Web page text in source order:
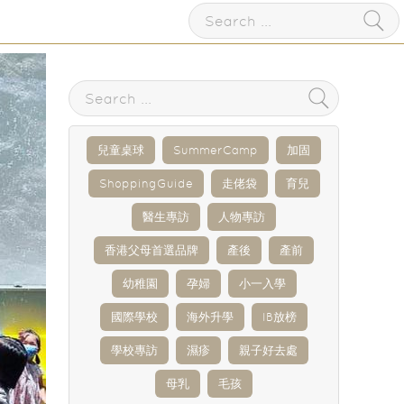
兒童桌球 SummerCamp 加固
ShoppingGuide 走佬袋 育兒
醫生專訪 人物專訪
香港父母首選品牌 產後 產前
幼稚園 孕婦 小一入學
國際學校 海外升學 IB放榜
學校專訪 濕疹 親子好去處
母乳 毛孩